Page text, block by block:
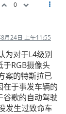
0
月24日 上午11:55
为对于L4级别
RGB摄像头
案的特斯拉已
在于事发车辆的
谷歌的自动驾驶
发生过致命车